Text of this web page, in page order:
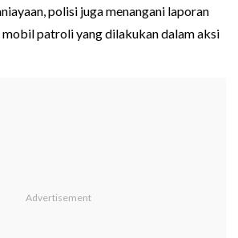
polisi juga menangani laporan
patroli yang dilakukan dalam aksi